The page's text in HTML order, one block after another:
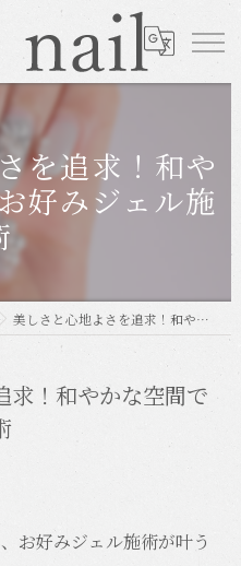
を追求！和や
好みジェル施
美しさと心地よさを追求！和やかな空間で叶うお好みジェル施術
求！和やかな空間で
お好みジェル施術が叶う